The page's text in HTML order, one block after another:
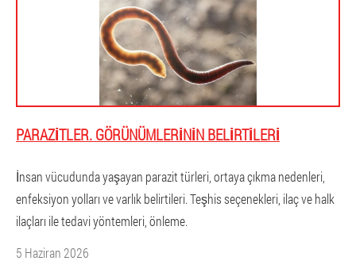
PARAZITLER. GÖRÜNÜMLERININ BELIRTILERI
İnsan vücudunda yaşayan parazit türleri, ortaya çıkma nedenleri,
enfeksiyon yolları ve varlık belirtileri. Teşhis seçenekleri, ilaç ve halk
ilaçları ile tedavi yöntemleri, önleme.
5 Haziran 2026